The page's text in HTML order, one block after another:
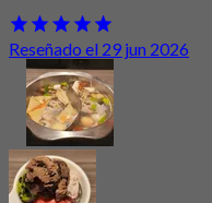
Reseñado el 29 jun 2026